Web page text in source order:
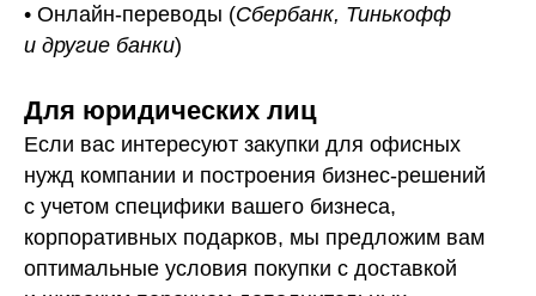
• Онлайн-переводы (Сбербанк, Тинькофф
и другие банки)
Для юридических лиц
Если вас интересуют закупки для офисных
нужд компании и построения бизнес-решений
с учетом специфики вашего бизнеса,
корпоративных подарков, мы предложим вам
оптимальные условия покупки с доставкой